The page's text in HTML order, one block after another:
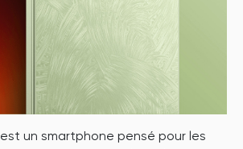
est un smartphone pensé pour les